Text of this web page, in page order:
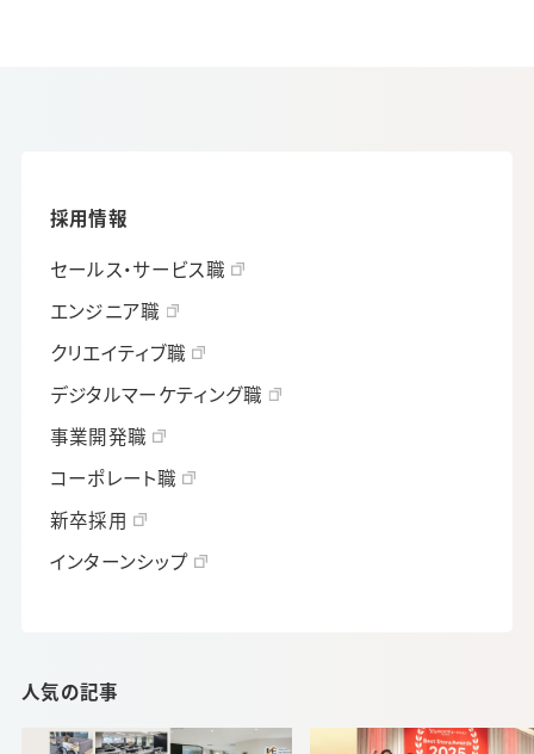
採用情報
セールス・サービス職
エンジニア職
クリエイティブ職
デジタルマーケティング職
事業開発職
コーポレート職
新卒採用
インターンシップ
人気の記事